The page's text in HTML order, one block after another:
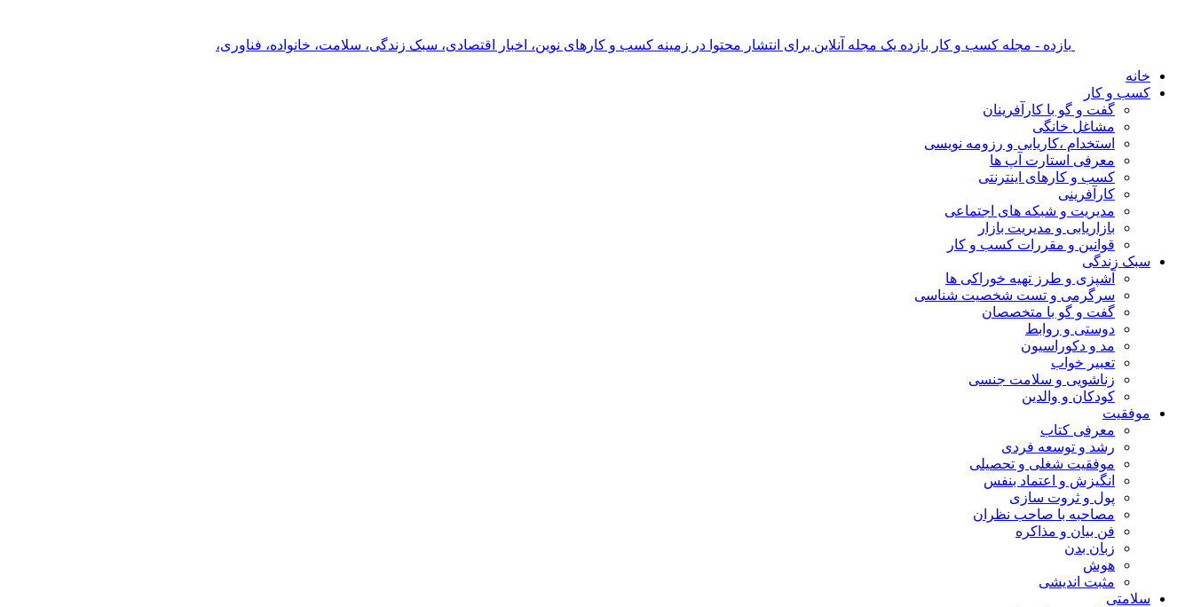
بازده - مجله کسب و کار بازده یک مجله آنلاین برای انتشار محتوا در زمینه کسب و کارهای نوین، اخبار اقتصادی، سبک زندگی، سلامت، خانواده، فناوری،
خانه
کسب و کار
گفت و گو با کارآفرینان
مشاغل خانگی
استخدام ،کاریابی و رزومه نویسی
معرفی استارت آپ ها
کسب و کارهای اینترنتی
کارآفرینی
مدیریت و شبکه های اجتماعی
بازاریابی و مدیریت بازار
قوانین و مقررات کسب و کار
سبک زندگی
آشپزی و طرز تهیه خوراکی ها
سرگرمی و تست شخصیت شناسی
گفت و گو با متخصصان
دوستی و روابط
مد و دکوراسیون
تعبیر خواب
زناشویی و سلامت جنسی
کودکان و والدین
موفقیت
معرفی کتاب
رشد و توسعه فردی
موفقیت شغلی و تحصیلی
انگیزش و اعتماد بنفس
پول و ثروت سازی
مصاحبه با صاحب نظران
فن بیان و مذاکره
زبان بدن
هوش
مثبت اندیشی
سلامتی